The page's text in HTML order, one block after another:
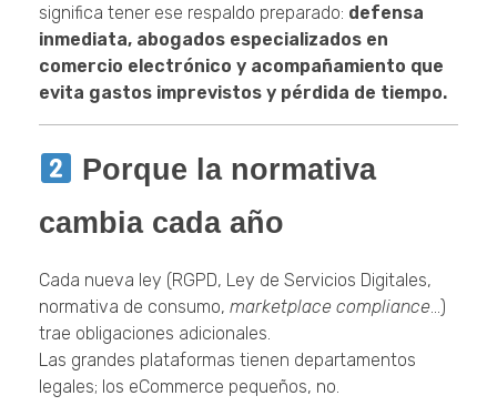
significa tener ese respaldo preparado: defensa
inmediata, abogados especializados en
comercio electrónico y acompañamiento que
evita gastos imprevistos y pérdida de tiempo.
Porque la normativa
cambia cada año
Cada nueva ley (RGPD, Ley de Servicios Digitales,
normativa de consumo, marketplace compliance…)
trae obligaciones adicionales.
Las grandes plataformas tienen departamentos
legales; los eCommerce pequeños, no.